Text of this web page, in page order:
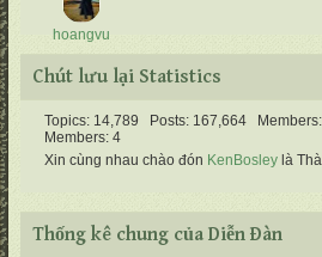
hoangvu
Chút lưu lại Statistics
Topics: 14,789 Posts: 167,664
Members: 4
Xin cùng nhau chào đón KenBosley là
Thống kê chung của Diễn Ðàn